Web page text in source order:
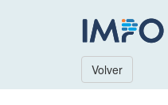
Volver